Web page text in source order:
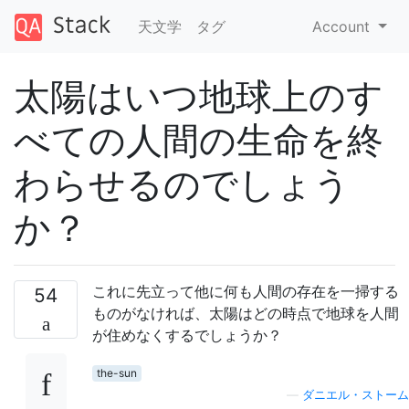
天文学 タグ Account
太陽はいつ地球上のす
べての人間の生命を終
わらせるのでしょう
か？
54
これに先立って他に何も人間の存在を一掃する
ものがなければ、太陽はどの時点で地球を人間
が住めなくするでしょうか？
the-sun
ダニエル・ストーム